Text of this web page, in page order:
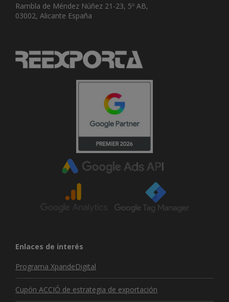
Rambla de Méndez Núñez 21-23, 5º AB,
03002, Alicante España
Enlaces de interés
Programa XpandeDigital
Cupón ACCIÓ de estrategia de exportación